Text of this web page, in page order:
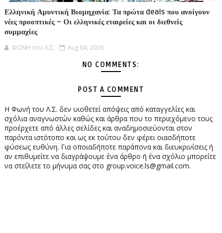
Ελληνική Αμυντική Βιομηχανία: Τα πρώτα deals που ανοίγουν
νέες προοπτικές – Οι ελληνικές εταιρείες και οι διεθνείς
συμμαχίες
ΦΩΝΗ του Λ.Σ. Aug 04, 2026
NO COMMENTS:
POST A COMMENT
Η Φωνή του Λ.Σ. δεν υιοθετεί απόψεις από καταγγελίες και
σχόλια αναγνωστών καθώς και άρθρα που το περιεχόμενο τους
προέρχετε από άλλες σελίδες και αναδημοσιεύονται στον
παρόντα ιστότοπο και ως εκ τούτου δεν φέρει οιασδήποτε
φύσεως ευθύνη. Για οποιαδήποτε παράπονα και διευκρινίσεις ή
αν επιθυμείτε να διαγράψουμε ένα άρθρο ή ένα σχόλιο μπορείτε
να στείλετε το μήνυμα σας στο group.voice.ls@gmail.com.